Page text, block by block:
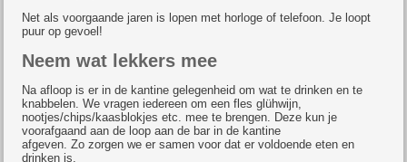
Net als voorgaande jaren is lopen met horloge of telefoon. Je loopt
puur op gevoel!
Neem wat lekkers mee
Na afloop is er in de kantine gelegenheid om wat te drinken en te
knabbelen. We vragen iedereen om een fles glühwijn,
nootjes/chips/kaasblokjes etc. mee te brengen. Deze kun je
voorafgaand aan de loop aan de bar in de kantine
afgeven. Zo zorgen we er samen voor dat er voldoende eten en
drinken is.